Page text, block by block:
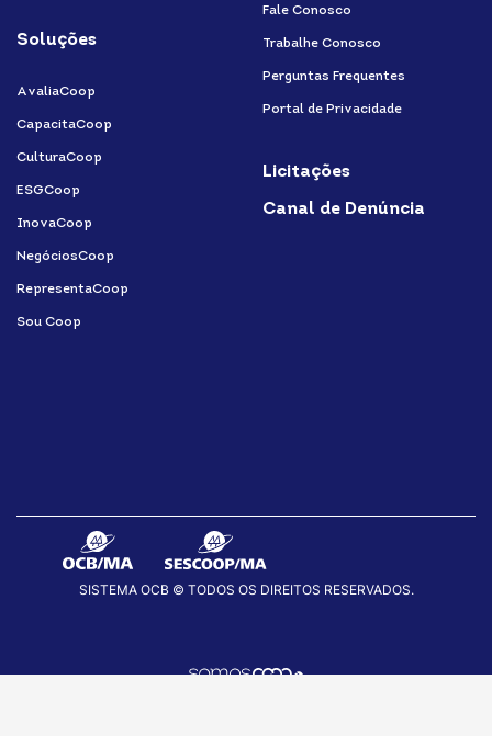
Soluções
AvaliaCoop
CapacitaCoop
CulturaCoop
ESGCoop
InovaCoop
NegóciosCoop
RepresentaCoop
Sou Coop
Fale Conosco
Trabalhe Conosco
Perguntas Frequentes
Portal de Privacidade
Licitações
Canal de Denúncia
SISTEMA OCB © TODOS OS DIREITOS RESERVADOS.